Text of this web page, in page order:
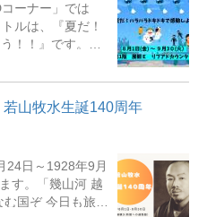
期：10月10日～
その後、京都博
開催され、京都
西本願寺は、常
宝物展覧会（本
。これらの活動
淵源とも捉える
いえます。 日本
触れることは、
解する上でも、
ーナー」では
ルは、『夏だ！
！！』です。夏
けて、図書館で
まった、スリリ
ます！今月のお
スリリングな冒
せんか？皆さま
ます！ ※リブア
アドバイザーの
若山牧水生誕140周年
24日～1928年9月
す。「幾山河 越
国ぞ 今日も旅ゆ